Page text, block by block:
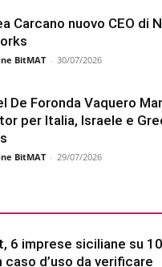
Carcano nuovo CEO di
BitMAT - 30/07/2026
De Foronda Vaquero
per Italia, Israele e
BitMAT - 29/07/2026
6 imprese siciliane su
caso d’uso da verificare